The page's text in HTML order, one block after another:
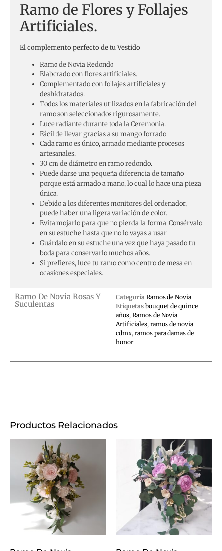
Ramo de Flores y Follajes
Artificiales.
El complemento perfecto de tu Vestido
Ramo de Novia Redondo
Elaborado con flores artificiales.
Complementado con follajes artificiales y
deshidratados.
Todos los materiales utilizados en la fabricación del
ramo son seleccionados rigurosamente.
Luce radiante durante toda la Ceremonia.
Fácil de llevar gracias a su mango forrado.
Cada ramo es único, armado mediante procesos
artesanales.
30 cm de diámetro en ramo redondo.
Puede darse una pequeña diferencia de tamaño
porque está armado a mano, lo cual lo hace una pieza
única.
Debido a los diferentes monitores del ordenador,
puede haber una ligera variación de color.
Evita mojarlo para que no pierda la forma. Consérvalo
en su estuche hasta que no lo vayas a usar.
Guárdalo en su estuche una vez que haya pasado tu
boda para conservarlo muchos años.
Si prefieres, luce tu ramo como centro de mesa en
ocasiones especiales.
Ramo De Novia Rosas Y
Suculentas
Categoría Ramos de Novia
Etiquetas bouquet de quince
años, Ramos de Novia
Artificiales, ramos de novia
cdmx, ramos para damas de
honor
Productos Relacionados